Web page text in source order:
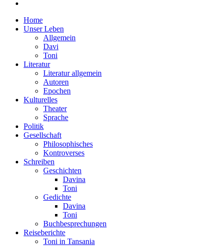
Home
Unser Leben
Allgemein
Davi
Toni
Literatur
Literatur allgemein
Autoren
Epochen
Kulturelles
Theater
Sprache
Politik
Gesellschaft
Philosophisches
Kontroverses
Schreiben
Geschichten
Davina
Toni
Gedichte
Davina
Toni
Buchbesprechungen
Reiseberichte
Toni in Tansania